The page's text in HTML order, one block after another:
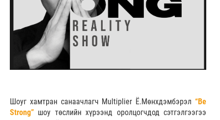
Шоуг хамтран санаачлагч Multiplier Ё.Мөнхдэмбэрэл “Be
Strong” шоу төслийн хүрээнд оролцогчдод сэтгэлгээгээ